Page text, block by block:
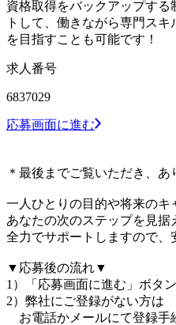
資格取得をバックアップす
トして、働きながら専門ス
を目指すことも可能です！
求人番号
6837029
応募画面に進む
＊最後までご覧いただき、あ
一人ひとりの目的や将来のキ
あなたの次のステップを見据
全力でサポートしますので
▼応募後の流れ▼
1）「応募画面に進む」ボタ
2）弊社にご登録がない方は
お電話かメールにて登録手